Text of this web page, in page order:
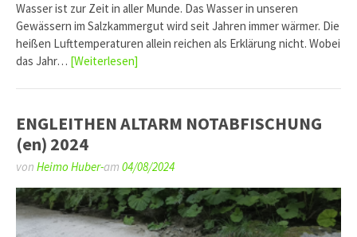
Wasser ist zur Zeit in aller Munde. Das Wasser in unseren
Gewässern im Salzkammergut wird seit Jahren immer wärmer. Die
heißen Lufttemperaturen allein reichen als Erklärung nicht. Wobei
das Jahr… [Weiterlesen]
ENGLEITHEN ALTARM NOTABFISCHUNG
(en) 2024
von Heimo Huber-am 04/08/2024